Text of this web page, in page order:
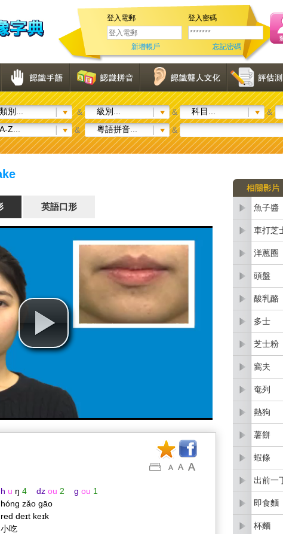
登入電郵 登入密碼
新增帳戶 忘記密碼
類別... & 級別... & 科目...
&
A-Z...
& 粵語拼音... &
英語口形
h u ŋ 4 dz ou 2 g ou 1
hóng zǎo gāo
red deɪt keɪk
小吃
魚子醬
車打芝
洋蔥圈
頭盤
酸乳酪
多士
芝士粉
窩夫
奄列
熱狗
薯餅
蝦條
出前一
即食麵
杯麵